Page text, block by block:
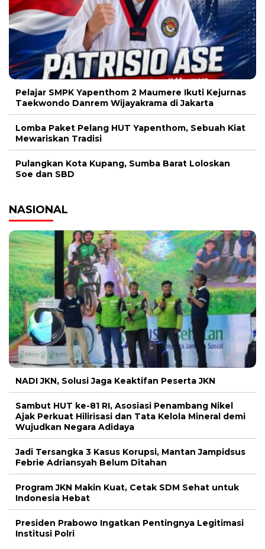
Pelajar SMPK Yapenthom 2 Maumere Ikuti Kejurnas
Taekwondo Danrem Wijayakrama di Jakarta
Lomba Paket Pelang HUT Yapenthom, Sebuah Kiat
Mewariskan Tradisi
Pulangkan Kota Kupang, Sumba Barat Loloskan
Soe dan SBD
NASIONAL
NADI JKN, Solusi Jaga Keaktifan Peserta JKN
Sambut HUT ke-81 RI, Asosiasi Penambang Nikel
Ajak Perkuat Hilirisasi dan Tata Kelola Mineral demi
Wujudkan Negara Adidaya
Jadi Tersangka 3 Kasus Korupsi, Mantan Jampidsus
Febrie Adriansyah Belum Ditahan
Program JKN Makin Kuat, Cetak SDM Sehat untuk
Indonesia Hebat
Presiden Prabowo Ingatkan Pentingnya Legitimasi
Institusi Polri